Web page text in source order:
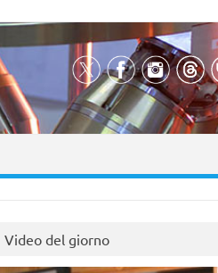
Video del giorno